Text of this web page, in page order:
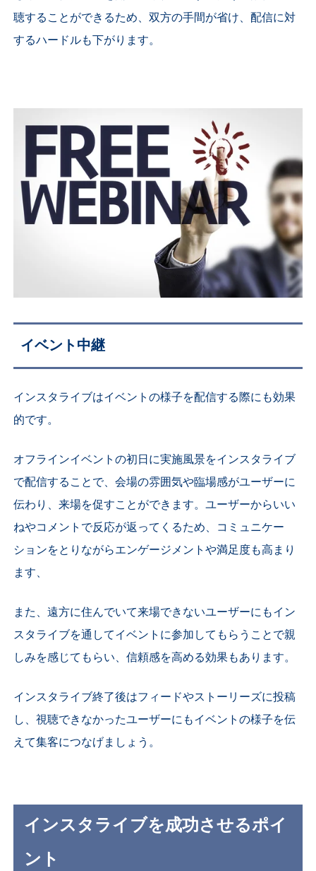
聴することができるため、双方の手間が省け、配信に対
するハードルも下がります。
イベント中継
インスタライブはイベントの様子を配信する際にも効果
的です。
オフラインイベントの初日に実施風景をインスタライブ
で配信することで、会場の雰囲気や臨場感がユーザーに
伝わり、来場を促すことができます。ユーザーからいい
ねやコメントで反応が返ってくるため、コミュニケー
ションをとりながらエンゲージメントや満足度も高まり
ます、
また、遠方に住んでいて来場できないユーザーにもイン
スタライブを通してイベントに参加してもらうことで親
しみを感じてもらい、信頼感を高める効果もあります。
インスタライブ終了後はフィードやストーリーズに投稿
し、視聴できなかったユーザーにもイベントの様子を伝
えて集客につなげましょう。
インスタライブを成功させるポイ
ント